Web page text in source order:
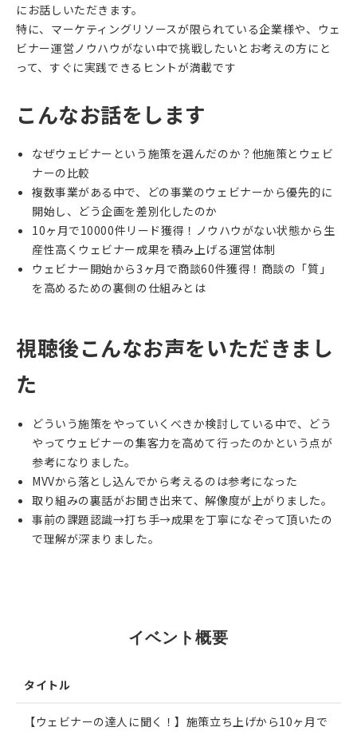
にお話しいただきます。
特に、マーケティングリソースが限られている企業様や、ウェ
ビナー運営ノウハウがない中で挑戦したいとお考えの方にと
って、すぐに実践できるヒントが満載です
こんなお話をします
なぜウェビナーという施策を選んだのか？他施策とウェビ
ナーの比較
複数事業がある中で、どの事業のウェビナーから優先的に
開始し、どう企画を差別化したのか
10ヶ月で10000件リード獲得！ノウハウがない状態から生
産性高くウェビナー成果を積み上げる運営体制
ウェビナー開始から3ヶ月で商談60件獲得！商談の「質」
を高めるための裏側の仕組みとは
視聴後こんなお声をいただきまし
た
どういう施策をやっていくべきか検討している中で、どう
やってウェビナーの集客力を高めて行ったのかという点が
参考になりました。
MVVから落とし込んでから考えるのは参考になった
取り組みの裏話がお聞き出来て、解像度が上がりました。
事前の課題認識→打ち手→成果を丁寧になぞって頂いたの
で理解が深まりました。
イベント概要
タイトル
【ウェビナーの達人に聞く！】施策立ち上げから10ヶ月で